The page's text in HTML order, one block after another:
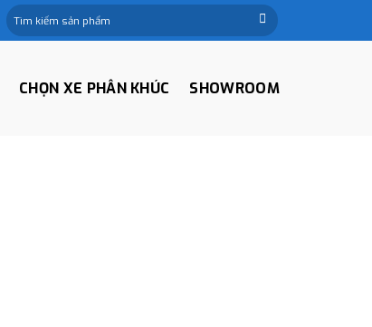
Tìm
kiếm:
CHỌN XE PHÂN KHÚC SHOWROOM